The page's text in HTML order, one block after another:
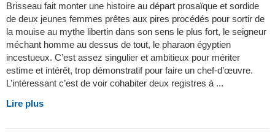
Brisseau fait monter une histoire au départ prosaïque et sordide
de deux jeunes femmes prêtes aux pires procédés pour sortir de
la mouise au mythe libertin dans son sens le plus fort, le seigneur
méchant homme au dessus de tout, le pharaon égyptien
incestueux. C’est assez singulier et ambitieux pour mériter
estime et intérêt, trop démonstratif pour faire un chef-d’œuvre.
L’intéressant c’est de voir cohabiter deux registres à ...
Lire plus